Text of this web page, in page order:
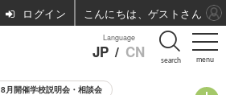
menu
Language
JP / CN search
8月開催学校説明会・相談会
ログイン こんにちは、ゲストさん